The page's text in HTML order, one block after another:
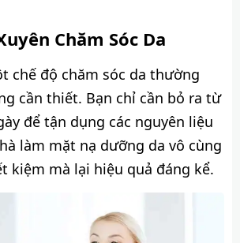
Chăm Sóc Da
chế độ chăm sóc da thường
cần thiết. Bạn chỉ cần bỏ ra từ
để tận dụng các nguyên liệu
làm mặt nạ dưỡng da vô cùng
kiệm mà lại hiệu quả đáng kể.